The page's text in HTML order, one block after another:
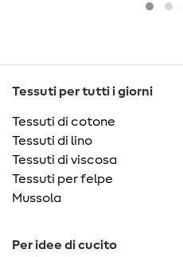
Tessuti per tutti i giorni
Tessuti di cotone
Tessuti di lino
Tessuti di viscosa
Tessuti per felpe
Mussola
Per idee di cucito